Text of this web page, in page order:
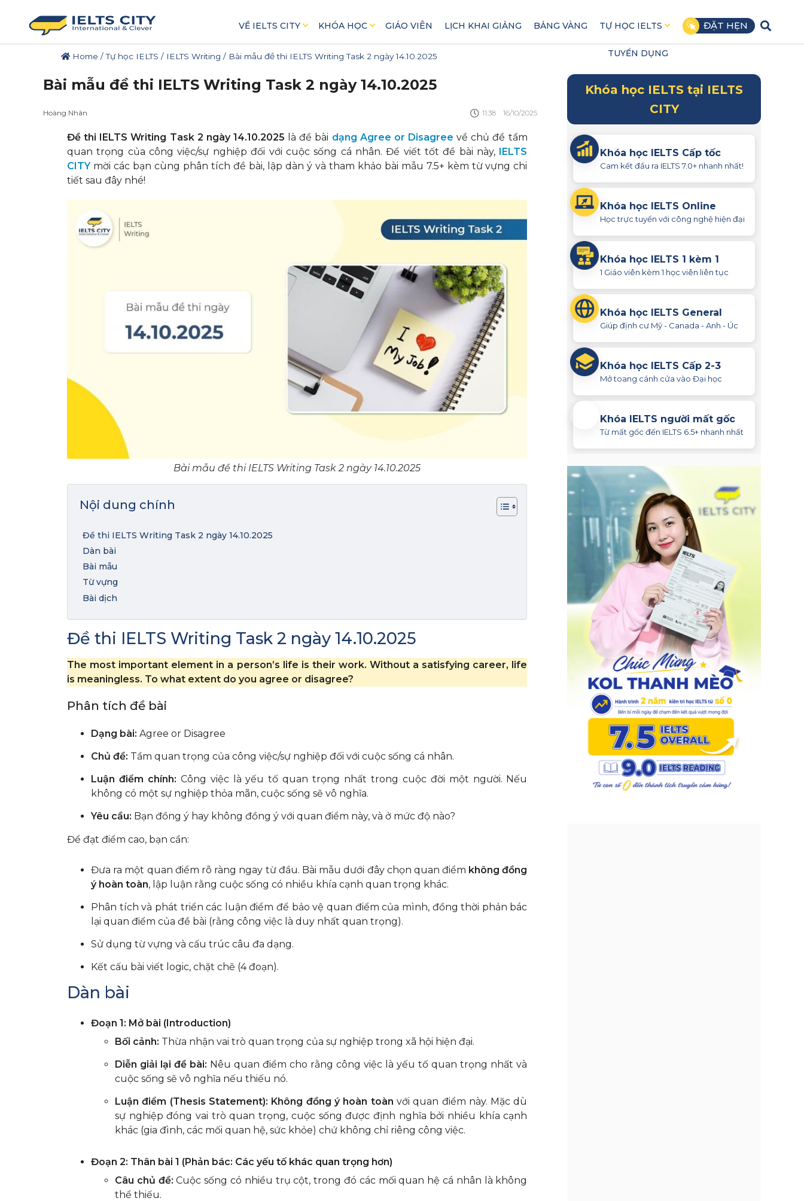
VỀ IELTS CITY KHÓA HỌC GIÁO VIÊN LỊCH KHAI GIẢNG BẢNG VÀNG TỰ HỌC IELTS
TUYỂN DỤNG
ĐẶT HẸN
Home /Tự học IELTS / IELTS Writing / Bài mẫu đề thi IELTS Writing Task 2 ngày 14.10.2025
Bài mẫu đề thi IELTS Writing Task 2 ngày 14.10.2025
Hoàng Nhân 11:38 16/10/2025
Đề thi IELTS Writing Task 2 ngày 14.10.2025 là đề bài dạng Agree or Disagree về chủ đề tầm
quan trọng của công việc/sự nghiệp đối với cuộc sống cá nhân. Để viết tốt đề bài này, IELTS
CITYmời các bạn cùng phân tích đề bài, lập dàn ý và tham khảo bài mẫu 7.5+ kèm từ vựng chi
tiết sau đây nhé!
Bài mẫu đề thi IELTS Writing Task 2 ngày 14.10.2025
Nội dung chính
Đề thi IELTS Writing Task 2 ngày 14.10.2025
Dàn bài
Bài mẫu
Từ vựng
Bài dịch
Đề thi IELTS Writing Task 2 ngày 14.10.2025
The most important element in a person’s life is their work. Without a satisfying career, life
is meaningless. To what extent do you agree or disagree?
Phân tích đề bài
Dạng bài: Agree or Disagree
Chủ đề: Tầm quan trọng của công việc/sự nghiệp đối với cuộc sống cá nhân.
Luận điểm chính: Công việc là yếu tố quan trọng nhất trong cuộc đời một người. Nếu
không có một sự nghiệp thỏa mãn, cuộc sống sẽ vô nghĩa.
Yêu cầu: Bạn đồng ý hay không đồng ý với quan điểm này, và ở mức độ nào?
Để đạt điểm cao, bạn cần:
Đưa ra một quan điểm rõ ràng ngay từ đầu. Bài mẫu dưới đây chọn quan điểm không đồng
ý hoàn toàn, lập luận rằng cuộc sống có nhiều khía cạnh quan trọng khác.
Phân tích và phát triển các luận điểm để bảo vệ quan điểm của mình, đồng thời phản bác
lại quan điểm của đề bài (rằng công việc là duy nhất quan trọng).
Sử dụng từ vựng và cấu trúc câu đa dạng.
Kết cấu bài viết logic, chặt chẽ (4 đoạn).
Dàn bài
Đoạn 1: Mở bài (Introduction)
Bối cảnh: Thừa nhận vai trò quan trọng của sự nghiệp trong xã hội hiện đại.
Diễn giải lại đề bài: Nêu quan điểm cho rằng công việc là yếu tố quan trọng nhất và
cuộc sống sẽ vô nghĩa nếu thiếu nó.
Luận điểm (Thesis Statement): Không đồng ý hoàn toàn với quan điểm này. Mặc dù
sự nghiệp đóng vai trò quan trọng, cuộc sống được định nghĩa bởi nhiều khía cạnh
khác (gia đình, các mối quan hệ, sức khỏe) chứ không chỉ riêng công việc.
Đoạn 2: Thân bài 1 (Phản bác: Các yếu tố khác quan trọng hơn)
Câu chủ đề: Cuộc sống có nhiều trụ cột, trong đó các mối quan hệ cá nhân là không
thể thiếu.
Khóa học IELTS tại IELTS
CITY
Khóa học IELTS Cấp tốc
Cam kết đầu ra IELTS 7.0+ nhanh nhất!
Khóa học IELTS Online
Học trực tuyến với công nghệ hiện đại
Khóa học IELTS 1 kèm 1
1 Giáo viên kèm 1 học viên liên tục
Khóa học IELTS General
Giúp định cư Mỹ - Canada - Anh - Úc
Khóa học IELTS Cấp 2-3
Mở toang cánh cửa vào Đại học
1.0
Khóa IELTS người mất gốc
Từ mất gốc đến IELTS 6.5+ nhanh nhất